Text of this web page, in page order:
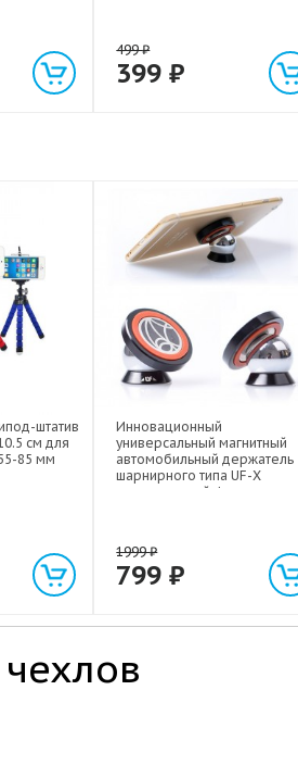
499₽
399₽
штатив
см для
85 мм
Инновационный
универсальный магнитный
автомобильный держатель
шарнирного типа UF-X
экстрасильной фиксации для
1999₽
799₽